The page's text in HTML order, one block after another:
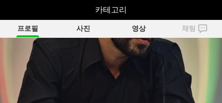
alex_neon1
프로필 사진 영상 채팅
카테고리